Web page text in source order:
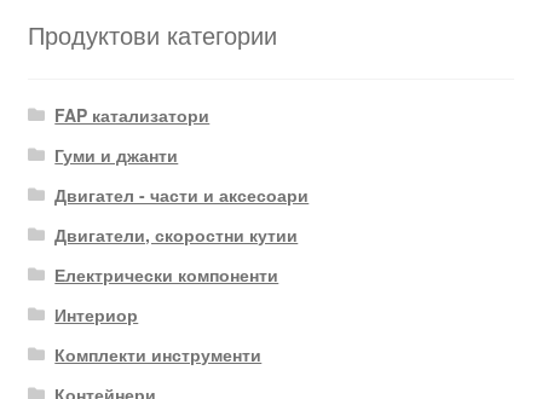
Продуктови категории
FAP катализатори
Гуми и джанти
Двигател - части и аксесоари
Двигатели, скоростни кутии
Електрически компоненти
Интериор
Комплекти инструменти
Контейнери